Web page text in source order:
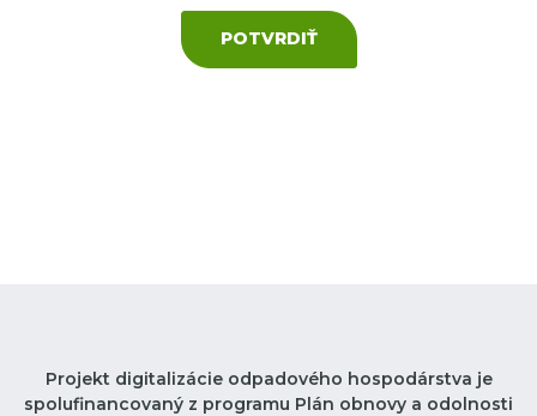
POTVRDIŤ
Projekt digitalizácie odpadového hospodárstva je
spolufinancovaný z programu Plán obnovy a odolnosti